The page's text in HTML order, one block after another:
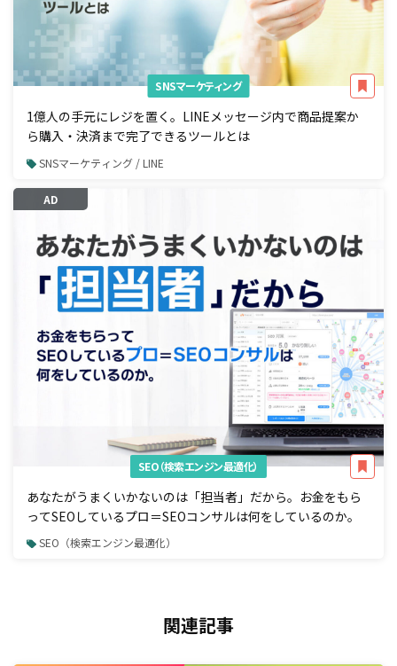
SNSマーケティング
1億人の手元にレジを置く。LINEメッセージ内で商品提案か
ら購入・決済まで完了できるツールとは
SNSマーケティング / LINE
AD
SEO（検索エンジン最適化）
あなたがうまくいかないのは「担当者」だから。お金をもら
ってSEOしているプロ＝SEOコンサルは何をしているのか。
SEO（検索エンジン最適化）
関連記事